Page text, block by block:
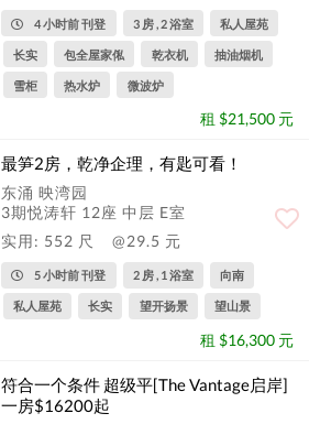
4 小时前 刊登 3 房 , 2 浴室 私人屋苑
长实 包全屋家俬 乾衣机 抽油烟机
雪柜 热水炉 微波炉
租 $21,500 元
最笋2房，乾净企理，有匙可看！
东涌 映湾园
3期悦涛轩 12座 中层 E室
实用: 552 尺
@29.5 元
5 小时前 刊登 2 房 , 1 浴室 向南
私人屋苑 长实 望开扬景 望山景
租 $16,300 元
符合一个条件 超级平[The Vantage启岸]
一房$16200起